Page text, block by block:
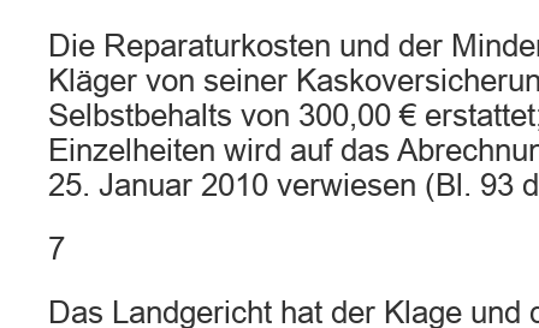
Die Reparaturkosten und der
Kläger von seiner
Selbstbehalts von 300,00 €
Einzelheiten wird auf das
25. Januar 2010 verwiesen (Bl. 93
7
Das Landgericht hat der Klage und